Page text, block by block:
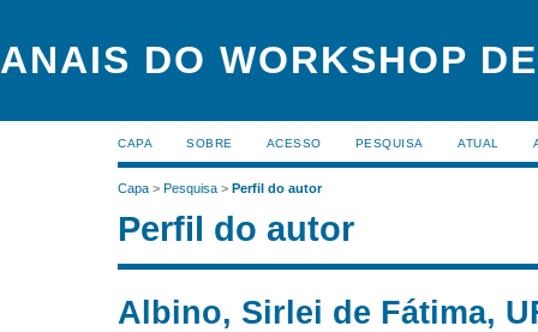
ANAIS DO WORKSHOP
CAPA SOBRE ACESSO PESQUISA ATUAL
Capa > Pesquisa > Perfil do autor
Perfil do autor
Albino, Sirlei de Fátima,